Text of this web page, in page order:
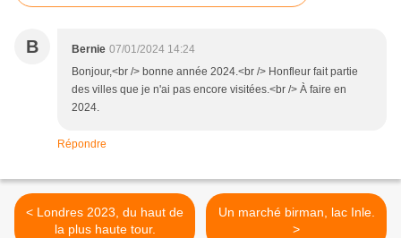
B Bernie 07/01/2024 14:24
Bonjour,<br /> bonne année 2024.<br /> Honfleur fait partie
des villes que je n'ai pas encore visitées.<br /> À faire en
2024.
Répondre
< Londres 2023, du haut de
la plus haute tour.
Un marché birman, lac Inle.
>